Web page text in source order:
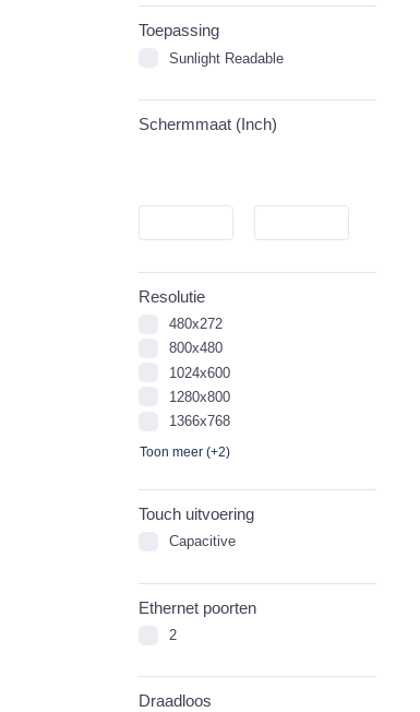
Toepassing
Sunlight Readable
Schermmaat (Inch)
Resolutie
480x272
800x480
1024x600
1280x800
1366x768
Toon meer (+2)
Touch uitvoering
Capacitive
Ethernet poorten
2
Draadloos